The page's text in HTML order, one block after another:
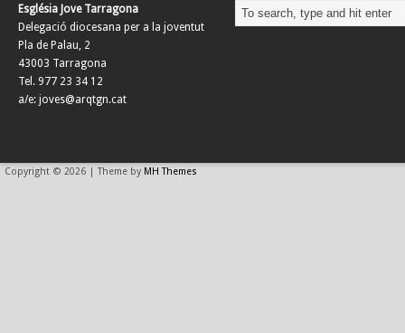
Església Jove Tarragona
Delegació diocesana per a la joventut
Pla de Palau, 2
43003 Tarragona
Tel. 977 23 34 12
a/e: joves@arqtgn.cat
Copyright © 2026 | Theme by MH Themes